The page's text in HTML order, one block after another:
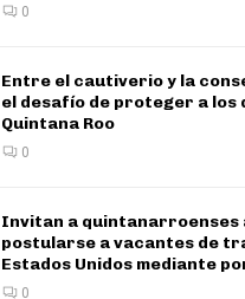
0
Entre el cautiverio y la
el desafío de proteger a los
Quintana Roo
0
Invitan a quintanarroenses
postularse a vacantes de
Estados Unidos mediante
0